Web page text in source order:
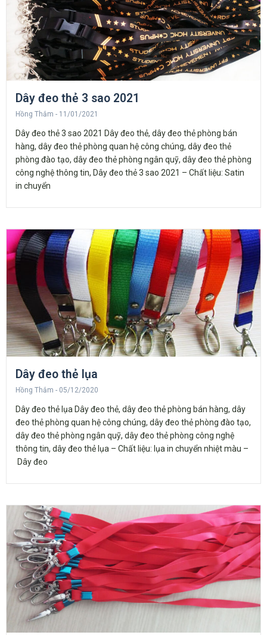
Dây đeo thẻ 3 sao 2021
Hồng Thắm 11/01/2021
Dây đeo thẻ 3 sao 2021 Dây đeo thẻ, dây đeo thẻ phòng bán
hàng, dây đeo thẻ phòng quan hệ công chúng, dây đeo thẻ
phòng đào tạo, dây đeo thẻ phòng ngân quỹ, dây đeo thẻ phòng
công nghệ thông tin, Dây đeo thẻ 3 sao 2021 – Chất liệu: Satin
in chuyển
Dây đeo thẻ lụa
Hồng Thắm 05/12/2020
Dây đeo thẻ lụa Dây đeo thẻ, dây đeo thẻ phòng bán hàng, dây
đeo thẻ phòng quan hệ công chúng, dây đeo thẻ phòng đào tạo,
dây đeo thẻ phòng ngân quỹ, dây đeo thẻ phòng công nghệ
thông tin, dây đeo thẻ lụa – Chất liệu: lụa in chuyển nhiệt màu –
Dây đeo